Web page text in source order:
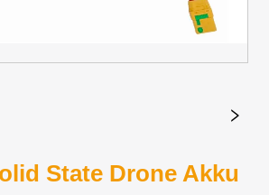
State Drone Akku